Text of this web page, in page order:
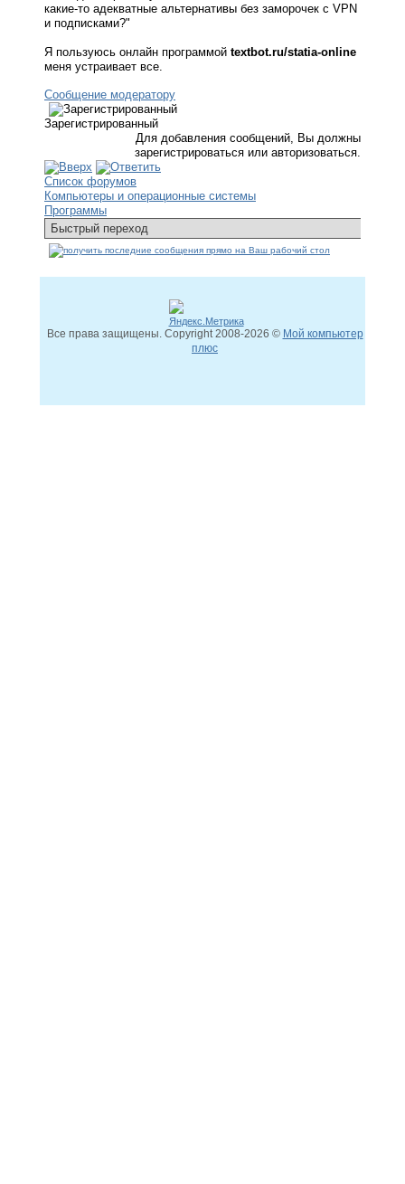
какие-то адекватные альтернативы без заморочек с VPN
и подписками?"
Я пользуюсь онлайн программой textbot.ru/statia-online
меня устраивает все.
Сообщение модератору
Зарегистрированный
Для добавления сообщений, Вы должны
зарегистрироваться или авторизоваться.
Список форумов
Компьютеры и операционные системы
Программы
Все права защищены. Copyright2008-2026 © Мой компьютер
плюс